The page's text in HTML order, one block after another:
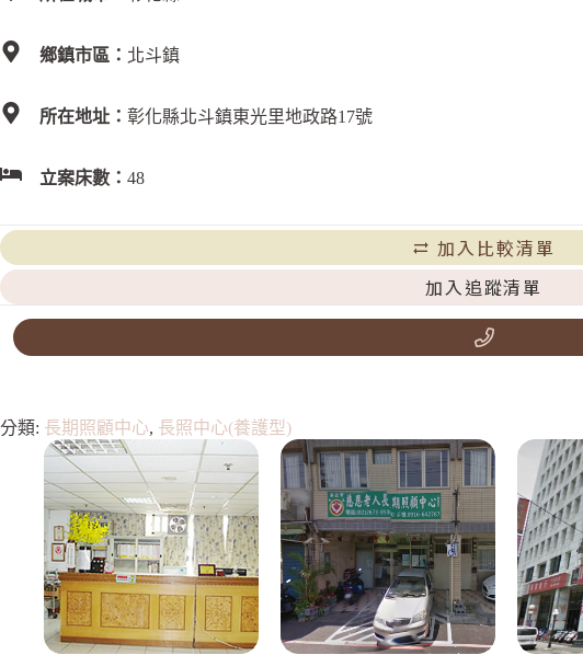
鄉鎮市區： 北斗鎮
所在地址： 彰化縣北斗鎮東光里地政路17號
立案床數： 48
加入比較清單
加入追蹤清單
分類: 長期照顧中心, 長照中心(養護型)